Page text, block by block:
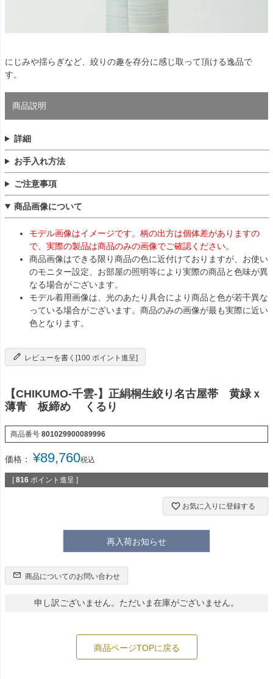
にじみや揺らぎなど、絞りの趣を存分に感じ取って頂ける逸品で
す。
商品説明
詳細
お手入れ方法
ご注意事項
商品画像について
モデル画像はイメージです。柄の出方は個体差がありますの
で、実際の製品は商品のみの画像でご確認ください。
商品画像はできる限り商品の色に近付けておりますが、お使い
のモニター設定、お部屋の照明等により実際の商品と色味が異
なる場合がございます。
モデル着用画像は、光のあたり具合により商品と色が若干異な
っている場合がございます。商品のみの画像が最も実際に近い
色となります。
レビューを書く[100 ポイント進呈]
【CHIKUMO-千雲-】正絹桐生絞り名古屋帯 黄緑ｘ
薄青 板締め くるり
商品番号 801029900089996
価格： ¥89,760税込
[ 816 ポイント進呈 ]
お気に入りに登録する
再入荷お知らせ
商品についてのお問い合わせ
申し訳ございません。ただいま在庫がございません。
商品ページTOPに戻る